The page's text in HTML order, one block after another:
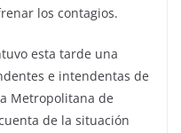
los contagios.
esta tarde una
e intendentas de
Metropolitana de
de la situación